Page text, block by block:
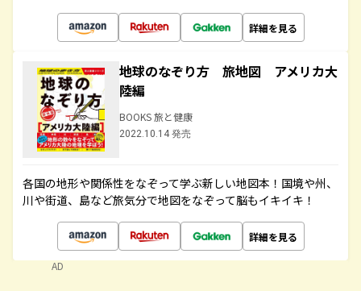
詳細を見る
地球のなぞり方 旅地図 アメリカ大
陸編
BOOKS 旅と健康
2022.10.14 発売
各国の地形や関係性をなぞって学ぶ新しい地図本！国境や州、
川や街道、島など旅気分で地図をなぞって脳もイキイキ！
詳細を見る
AD